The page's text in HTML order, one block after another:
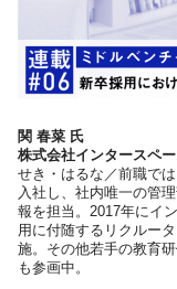
関 春菜 氏
株式会社インタースペ
せき・はるな／前職で
入社し、社内唯一の管
報を担当。2017年にイ
用に付随するリクルー
施。その他若手の教育
も参画中。